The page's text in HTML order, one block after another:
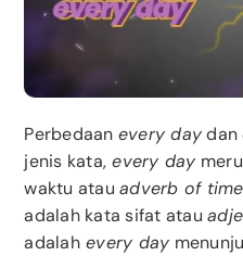
Perbedaan every daydan
jenis kata, every day
waktu atauadverb of time
adalah kata sifat atau
adalahevery day